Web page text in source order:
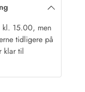
kl. 15.00, men
tidligere på
klar til